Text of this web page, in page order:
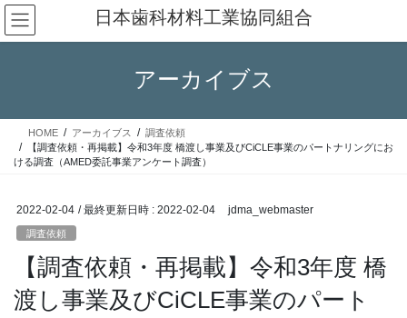
コ
ン
テ
ス
ナ
ビ
ゲ
ン
日本歯科材料工業協同組合
アーカイブス
HOME アーカイブス
調査依頼
【調査依頼・再掲載】令和3年度 橋渡し事業及びCiCLE事業のパートナリングにお
ける調査（AMED委託事業アンケート調査）
2022-02-04 / 最終更新日時 : 2022-02-04 jdma_webmaster
調査依頼
【調査依頼・再掲載】令和3年度 橋
渡し事業及びCiCLE事業のパート